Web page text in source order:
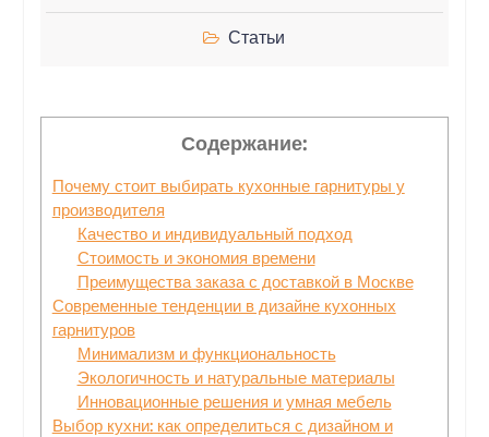
Статьи
Содержание:
Почему стоит выбирать кухонные гарнитуры у
производителя
Качество и индивидуальный подход
Стоимость и экономия времени
Преимущества заказа с доставкой в Москве
Современные тенденции в дизайне кухонных
гарнитуров
Минимализм и функциональность
Экологичность и натуральные материалы
Инновационные решения и умная мебель
Выбор кухни: как определиться с дизайном и